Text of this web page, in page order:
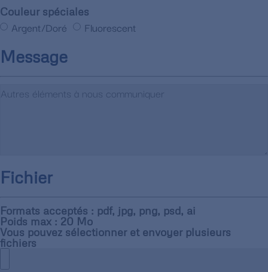
Couleur spéciales
Argent/Doré Fluorescent
Message
Fichier
Formats acceptés : pdf, jpg, png, psd, ai
Poids max : 20 Mo
Vous pouvez sélectionner et envoyer plusieurs
fichiers